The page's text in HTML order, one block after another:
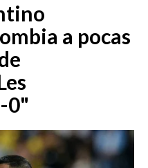
PM
PM
a pocas
0"